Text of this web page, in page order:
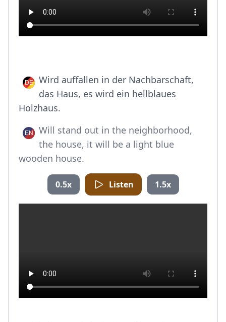
Wird auffallen in der Nachbarschaft,
das Haus, es wird ein hellblaues
Holzhaus.
Will stand out in the neighborhood,
the house, it will be a light blue
wooden house.
0.5x Listen 1.5x